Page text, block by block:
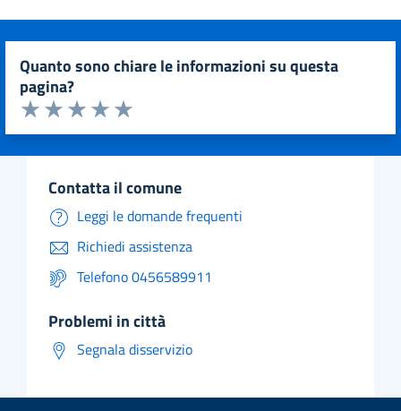
quanto sono chiare le informazioni su questa
pagina?
Valuta da 1 a 5 stelle la pagina
Valuta 5 stelle su 5
Valuta 4 stelle su 5
Valuta 3 stelle su 5
Valuta 2 stelle su 5
Valuta 1 stelle su 5
contatta il comune
Leggi le domande frequenti
Richiedi assistenza
Telefono 0456589911
problemi in città
Segnala disservizio